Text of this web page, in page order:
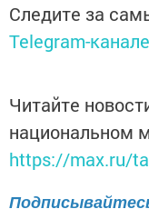
Следите за
Telegram-канале
Читайте
национальном
https://max.ru/